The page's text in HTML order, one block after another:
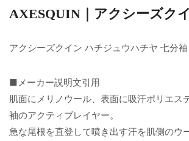
AXESQUIN｜アクシーズク
アクシーズクイン ハチジュウハチヤ 七分袖
■メーカー説明文引用
肌面にメリノウール、表面に吸汗ポリエス
袖のアクティブレイヤー。
急な尾根を直登して噴き出す汗を肌側のウ